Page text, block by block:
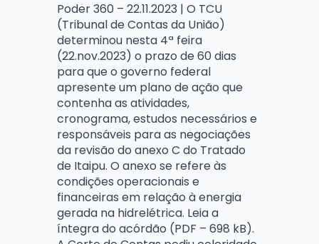
Poder 360 – 22.11.2023 | O TCU
(Tribunal de Contas da União)
determinou nesta 4ª feira
(22.nov.2023) o prazo de 60 dias
para que o governo federal
apresente um plano de ação que
contenha as atividades,
cronograma, estudos necessários e
responsáveis para as negociações
da revisão do anexo C do Tratado
de Itaipu. O anexo se refere às
condições operacionais e
financeiras em relação à energia
gerada na hidrelétrica. Leia a
íntegra do acórdão (PDF – 698 kB).